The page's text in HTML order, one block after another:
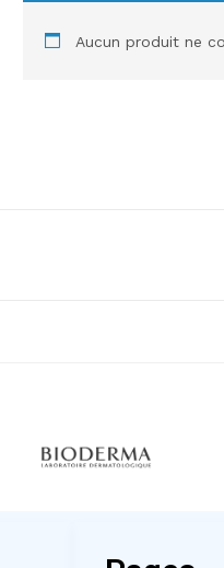
Aucun produit ne